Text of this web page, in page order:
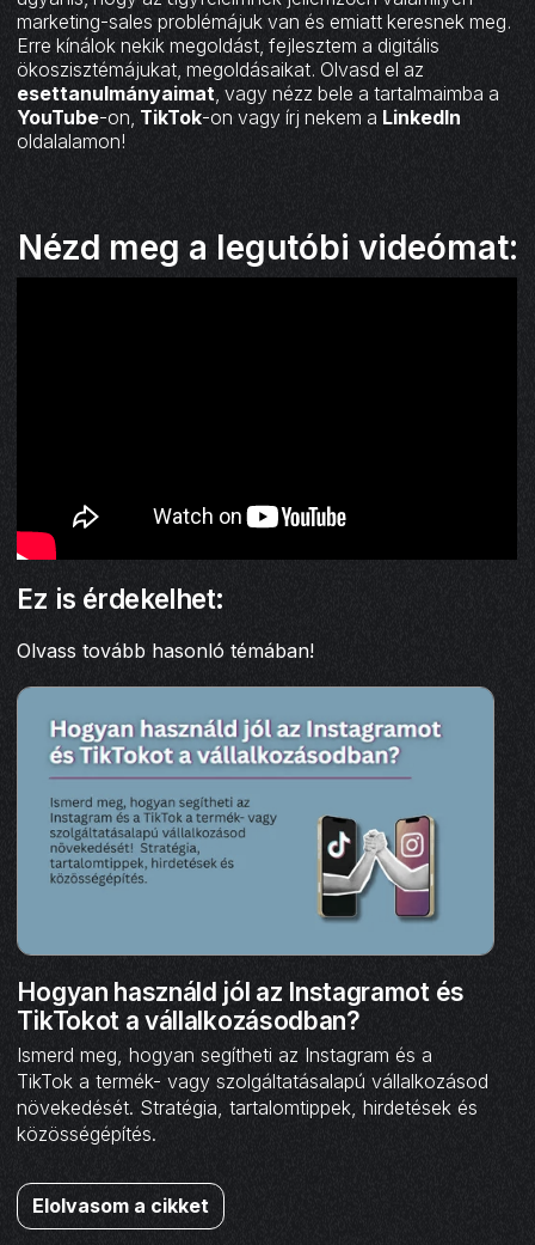
marketing-sales problémájuk van és emiatt keresnek meg.
Erre kínálok nekik megoldást, fejlesztem a digitális
ökoszisztémájukat, megoldásaikat. Olvasd el az
esettanulmányaimat, vagy nézz bele a tartalmaimba a
YouTube-on, TikTok-on vagy írj nekem a LinkedIn
oldalalamon!
Nézd meg a legutóbi videómat:
Ez is érdekelhet:
Olvass tovább hasonló témában!
Hogyan használd jól az Instagramot és
TikTokot a vállalkozásodban?
Ismerd meg, hogyan segítheti az Instagram és a
TikTok a termék- vagy szolgáltatásalapú vállalkozásod
növekedését. Stratégia, tartalomtippek, hirdetések és
közösségépítés.
Elolvasom a cikket